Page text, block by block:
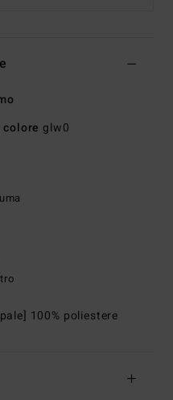
colore glw0
100% poliestere